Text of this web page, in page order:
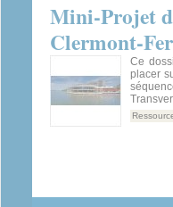
Mini-Projet
Clermont-
Ce
placer